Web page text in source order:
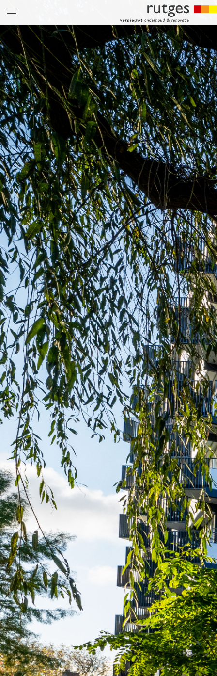
nieuws & updates
thema’s
over ons
historie
vacatures
hoe is het bij ons
collega’s
historie